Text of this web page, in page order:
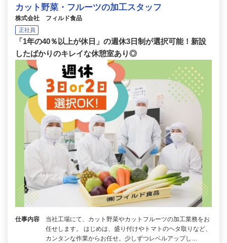
カット野菜・フルーツの加工スタッフ
株式会社 フィルド食品
正社員
「1年の40％以上が休日」の週休3日制が選択可能！新設
したばかりのキレイな休憩室あり◎
仕事内容
当社工場にて、カット野菜やカットフルーツの加工業務をお
任せします。 はじめは、盛り付けやトマトのヘタ取りなど、
カンタンな作業からお任せ。少しずつレベルアップし…